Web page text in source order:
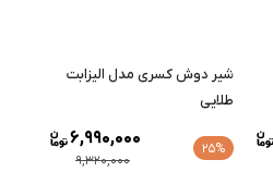
شیر دوش کسری مدل الیزابت
25%
9,320,000
6,990,000